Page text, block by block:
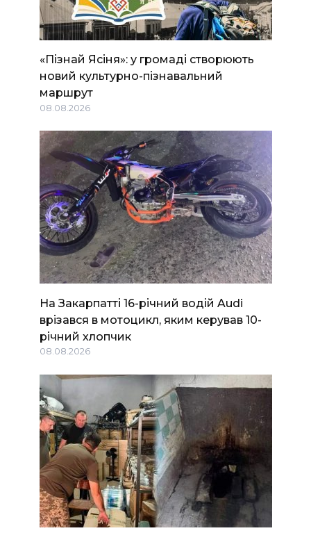
«Пізнай Ясіня»: у громаді створюють
новий культурно-пізнавальний
маршрут
08.08.2026
На Закарпатті 16-річний водій Audi
врізався в мотоцикл, яким керував 10-
річний хлопчик
08.08.2026